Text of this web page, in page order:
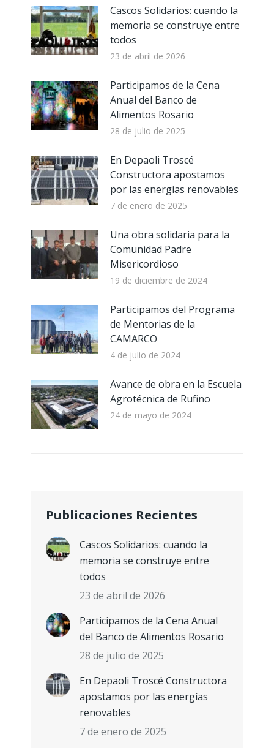
Cascos Solidarios: cuando la
memoria se construye entre
todos
23 de abril de 2026
Participamos de la Cena
Anual del Banco de
Alimentos Rosario
28 de julio de 2025
En Depaoli Troscé
Constructora apostamos
por las energías renovables
7 de enero de 2025
Una obra solidaria para la
Comunidad Padre
Misericordioso
19 de diciembre de 2024
Participamos del Programa
de Mentorias de la
CAMARCO
4 de julio de 2024
Avance de obra en la Escuela
Agrotécnica de Rufino
24 de mayo de 2024
Publicaciones Recientes
Cascos Solidarios: cuando la
memoria se construye entre
todos
23 de abril de 2026
Participamos de la Cena Anual
del Banco de Alimentos Rosario
28 de julio de 2025
En Depaoli Troscé Constructora
apostamos por las energías
renovables
7 de enero de 2025